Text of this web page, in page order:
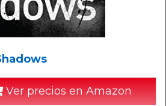
Ver precios en Amazon